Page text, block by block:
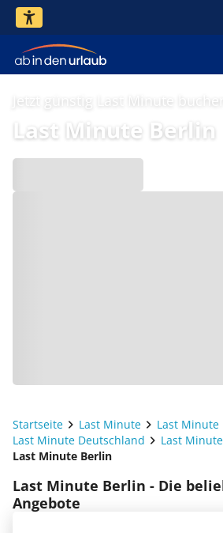
Jetzt günstig Last Minute buchen!
Last Minute Berlin
Startseite Last Minute
Last Minute
Last Minute Deutschland
Last
Last Minute Berlin
Last Minute Berlin - Die
Angebote